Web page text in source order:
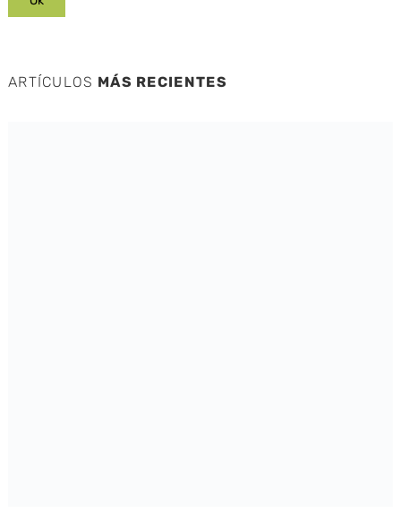
ARTÍCULOS MÁS RECIENTES